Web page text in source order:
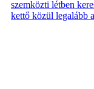
szemközti létben
kettő közül legalább